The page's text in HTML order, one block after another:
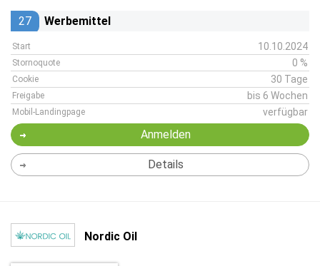
27 Werbemittel
Start 10.10.2024
Stornoquote 0 %
Cookie 30 Tage
Freigabe bis 6 Wochen
Mobil-Landingpage verfügbar
Anmelden
Details
Nordic Oil